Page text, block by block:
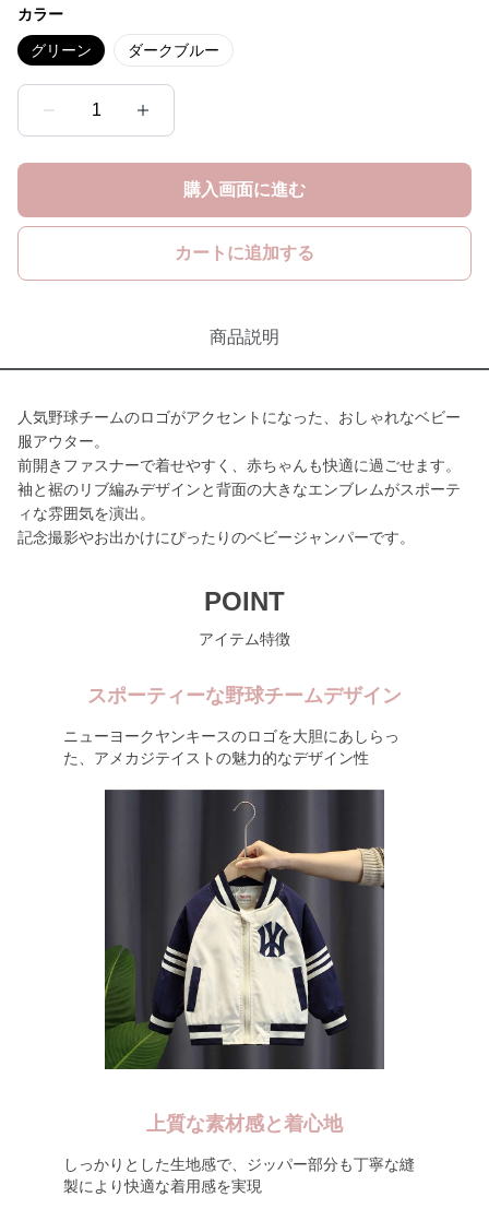
カラー
グリーン ダークブルー
1
購入画面に進む
カートに追加する
商品説明
人気野球チームのロゴがアクセントになった、おしゃれなベビー
服アウター。
前開きファスナーで着せやすく、赤ちゃんも快適に過ごせます。
袖と裾のリブ編みデザインと背面の大きなエンブレムがスポーテ
ィな雰囲気を演出。
記念撮影やお出かけにぴったりのベビージャンパーです。
POINT
アイテム特徴
スポーティーな野球チームデザイン
ニューヨークヤンキースのロゴを大胆にあしらっ
た、アメカジテイストの魅力的なデザイン性
上質な素材感と着心地
しっかりとした生地感で、ジッパー部分も丁寧な縫
製により快適な着用感を実現